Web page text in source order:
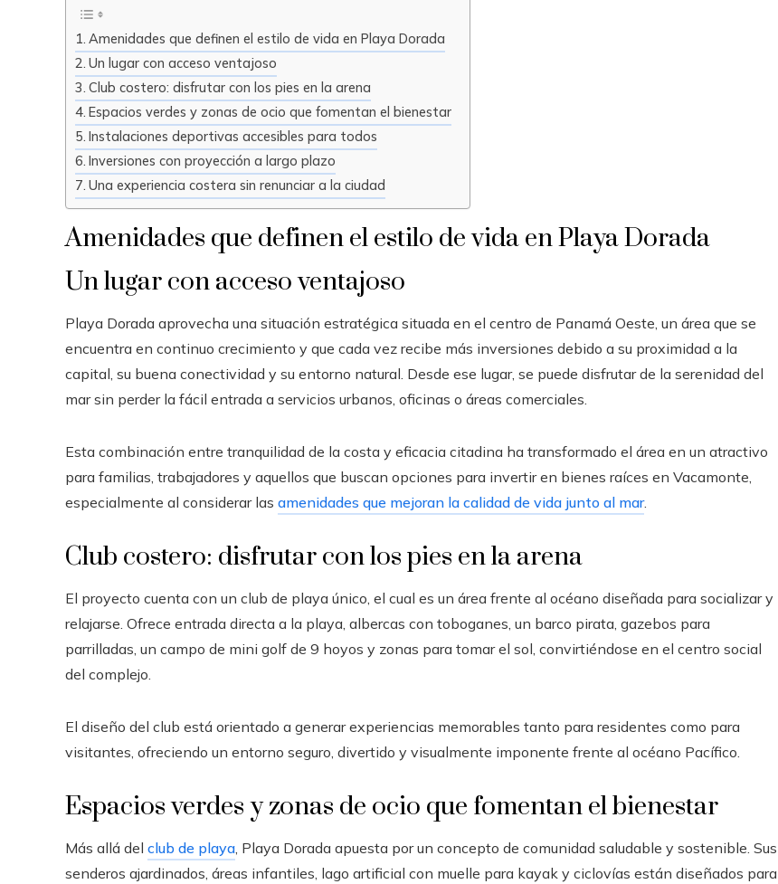
Amenidades que definen el estilo de vida en Playa Dorada
Un lugar con acceso ventajoso
Club costero: disfrutar con los pies en la arena
Espacios verdes y zonas de ocio que fomentan el bienestar
Instalaciones deportivas accesibles para todos
Inversiones con proyección a largo plazo
Una experiencia costera sin renunciar a la ciudad
Amenidades que definen el estilo de vida en Playa Dorada
Un lugar con acceso ventajoso
Playa Dorada aprovecha una situación estratégica situada en el centro de Panamá Oeste, un área que se
encuentra en continuo crecimiento y que cada vez recibe más inversiones debido a su proximidad a la
capital, su buena conectividad y su entorno natural. Desde ese lugar, se puede disfrutar de la serenidad del
mar sin perder la fácil entrada a servicios urbanos, oficinas o áreas comerciales.
Esta combinación entre tranquilidad de la costa y eficacia citadina ha transformado el área en un atractivo
para familias, trabajadores y aquellos que buscan opciones para invertir en bienes raíces en Vacamonte,
especialmente al considerar las amenidades que mejoran la calidad de vida junto al mar.
Club costero: disfrutar con los pies en la arena
El proyecto cuenta con un club de playa único, el cual es un área frente al océano diseñada para socializar y
relajarse. Ofrece entrada directa a la playa, albercas con toboganes, un barco pirata, gazebos para
parrilladas, un campo de mini golf de 9 hoyos y zonas para tomar el sol, convirtiéndose en el centro social
del complejo.
El diseño del club está orientado a generar experiencias memorables tanto para residentes como para
visitantes, ofreciendo un entorno seguro, divertido y visualmente imponente frente al océano Pacífico.
Espacios verdes y zonas de ocio que fomentan el bienestar
Más allá del club de playa, Playa Dorada apuesta por un concepto de comunidad saludable y sostenible. Sus
senderos ajardinados, áreas infantiles, lago artificial con muelle para kayak y ciclovías están diseñados para